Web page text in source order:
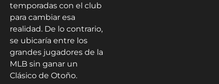
temporadas con el club
para cambiar esa
realidad. De lo contrario,
se ubicaría entre los
grandes jugadores de la
MLB sin ganar un
Clásico de Otoño.